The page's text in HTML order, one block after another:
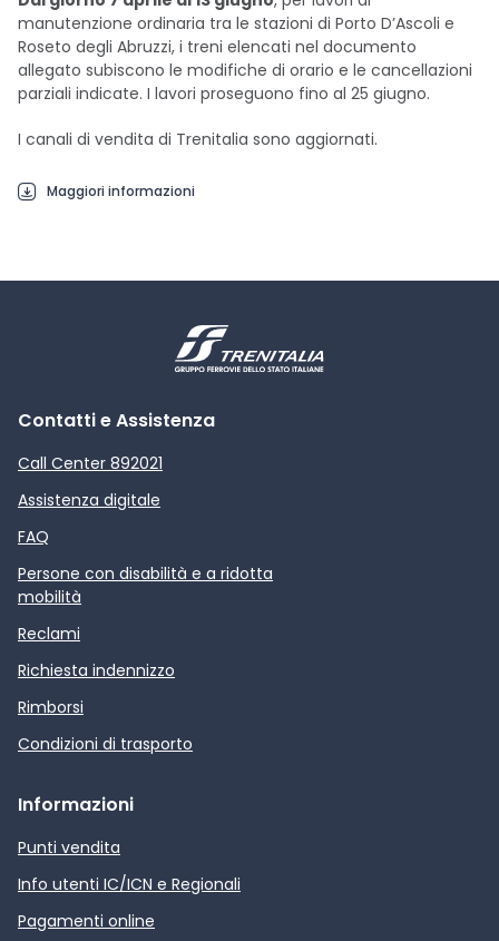
manutenzione ordinaria tra le stazioni di Porto D’Ascoli e
Roseto degli Abruzzi, i treni elencati nel documento
allegato subiscono le modifiche di orario e le cancellazioni
parziali indicate. I lavori proseguono fino al 25 giugno.
I canali di vendita di Trenitalia sono aggiornati.
Maggiori informazioni
Contatti e Assistenza
Call Center 892021
Assistenza digitale
FAQ
Persone con disabilità e a ridotta
mobilità
Reclami
Richiesta indennizzo
Rimborsi
Condizioni di trasporto
Informazioni
Punti vendita
Info utenti IC/ICN e Regionali
Pagamenti online